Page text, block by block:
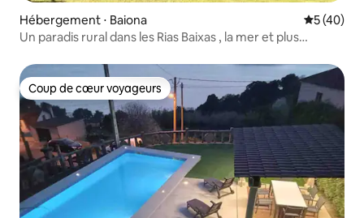
Hébergement ⋅ Baiona
5 (40)
Un paradis rural dans les Rias Baixas , la mer et plus
Coup de cœur voyageurs
Coup de cœur voyageurs